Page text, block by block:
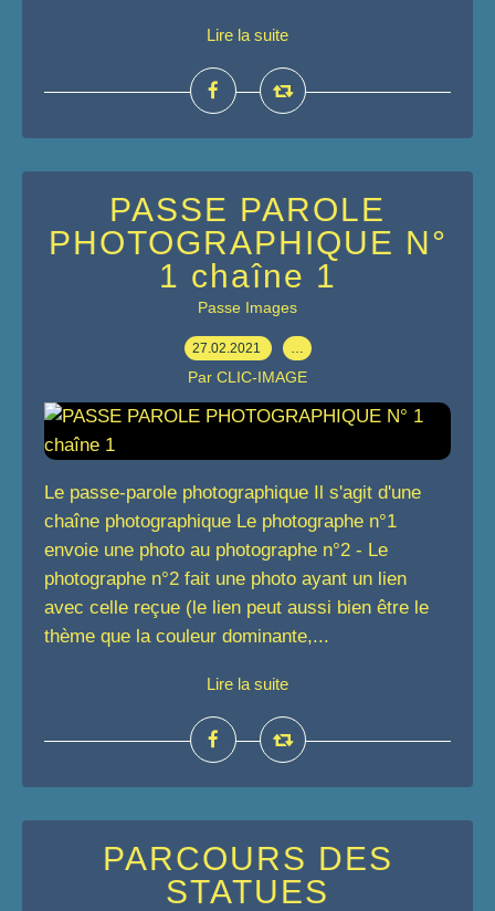
Lire la suite
PASSE PAROLE
PHOTOGRAPHIQUE N°
1 chaîne 1
Passe Images
27.02.2021 …
Par CLIC-IMAGE
Le passe-parole photographique Il s'agit d'une
chaîne photographique Le photographe n°1
envoie une photo au photographe n°2 - Le
photographe n°2 fait une photo ayant un lien
avec celle reçue (le lien peut aussi bien être le
thème que la couleur dominante,...
Lire la suite
PARCOURS DES
STATUES